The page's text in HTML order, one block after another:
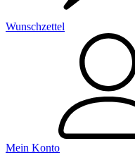
Wunschzettel
Mein Konto